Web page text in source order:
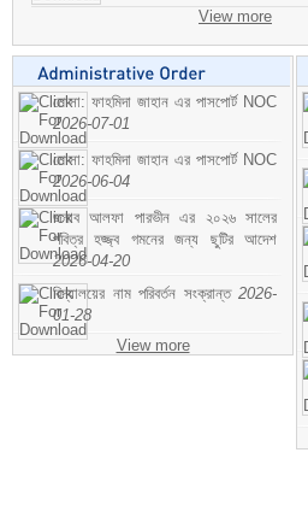
View more
মোসা: ফাহমিদা জাহান এর পাসপোর্ট NOC
2026-07-01
মোসা: ফাহমিদা জাহান এর পাসপোর্ট NOC
2026-06-04
জনাব আলফা পারভীন এর ২০২৬ সালের
পবিত্র হজ্জ্ব গমনের জন্য ছুটির আদেশ
2026-04-20
বিদ্যালয়ের নাম পরিবর্তন সংক্রান্ত 2026-
01-28
View more